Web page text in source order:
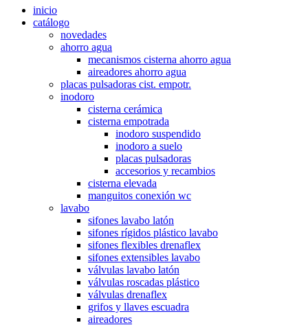
inicio
catálogo
novedades
ahorro agua
mecanismos cisterna ahorro agua
aireadores ahorro agua
placas pulsadoras cist. empotr.
inodoro
cisterna cerámica
cisterna empotrada
inodoro suspendido
inodoro a suelo
placas pulsadoras
accesorios y recambios
cisterna elevada
manguitos conexión wc
lavabo
sifones lavabo latón
sifones rígidos plástico lavabo
sifones flexibles drenaflex
sifones extensibles lavabo
válvulas lavabo latón
válvulas roscadas plástico
válvulas drenaflex
grifos y llaves escuadra
aireadores